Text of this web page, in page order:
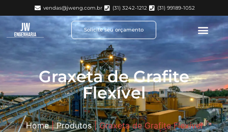
vendas@jweng.com.br (31) 3242-1212 (31) 99189-1052
Solicite seu orçamento
Graxeta de Grafite
Flexível
Home|Produtos|Graxeta de Grafite Flexível